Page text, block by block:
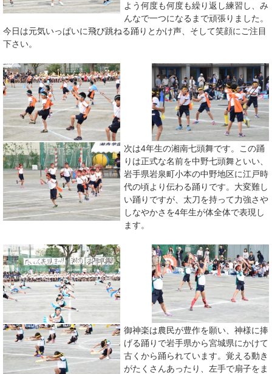
よう何度も何度も繰り返し練習し、み
んなで一つになるまで頑張りました。
今日は元気いっぱいに飛び跳ねる踊りとかけ声、そして笑顔にご注目
下さい。
次は4年生の湘南七頭舞です。この踊
りは正式な名前を中野七頭舞といい、
岩手県岩泉町小本の中野地区に江戸時
代の頃より伝わる踊りです。大変難し
い踊りですが、太刀を持って力強さや
しなやかさを4年生が体全体で表現し
ます。
御神楽は農民が豊作を願い、神様に捧
げる踊りで岩手県から宮城県にかけて
古くから踊られています。覚える動き
がたくさんあったり、左手で扇子をま